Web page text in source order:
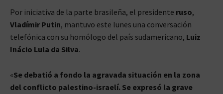
Por iniciativa de la parte brasileña, el presidente ruso,
Vladímir Putin, mantuvo este lunes una conversación
telefónica con su homólogo del país sudamericano, Luiz
Inácio Lula da Silva.
«Se debatió a fondo la agravada situación en la zona
del conflicto palestino-israelí. Se expresó la grave